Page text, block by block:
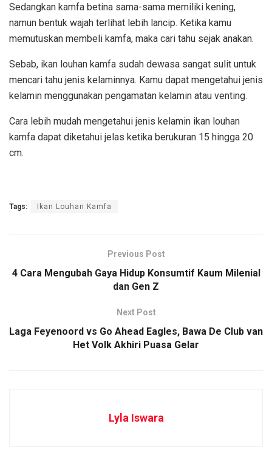
Sedangkan kamfa betina sama-sama memiliki kening,
namun bentuk wajah terlihat lebih lancip. Ketika kamu
memutuskan membeli kamfa, maka cari tahu sejak anakan.
Sebab, ikan louhan kamfa sudah dewasa sangat sulit untuk
mencari tahu jenis kelaminnya. Kamu dapat mengetahui jenis
kelamin menggunakan pengamatan kelamin atau venting.
Cara lebih mudah mengetahui jenis kelamin ikan louhan
kamfa dapat diketahui jelas ketika berukuran 15 hingga 20
cm.
Tags: Ikan Louhan Kamfa
Previous Post
4 Cara Mengubah Gaya Hidup Konsumtif Kaum Milenial
dan Gen Z
Next Post
Laga Feyenoord vs Go Ahead Eagles, Bawa De Club van
Het Volk Akhiri Puasa Gelar
Lyla Iswara